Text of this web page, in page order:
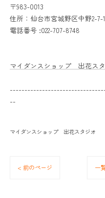
〒983-0013
住所：仙台市宮城野区中野2-7-
電話番号 :022-707-8748
マイダンスショップ 出花ス
--
マイダンスショップ 出花スタジオ
< 前のページ 一